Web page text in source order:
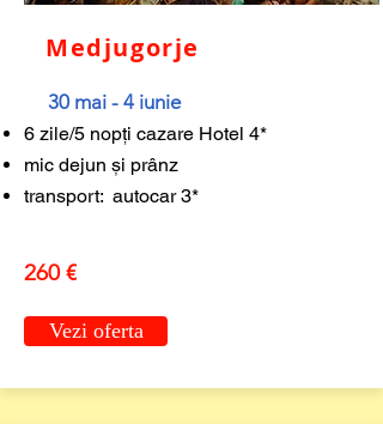
Medjugorje
30 mai - 4 iunie
6 zile/5 nopți cazare Hotel 4*
mic dejun și prânz
transport: autocar 3*
260 €
Vezi oferta